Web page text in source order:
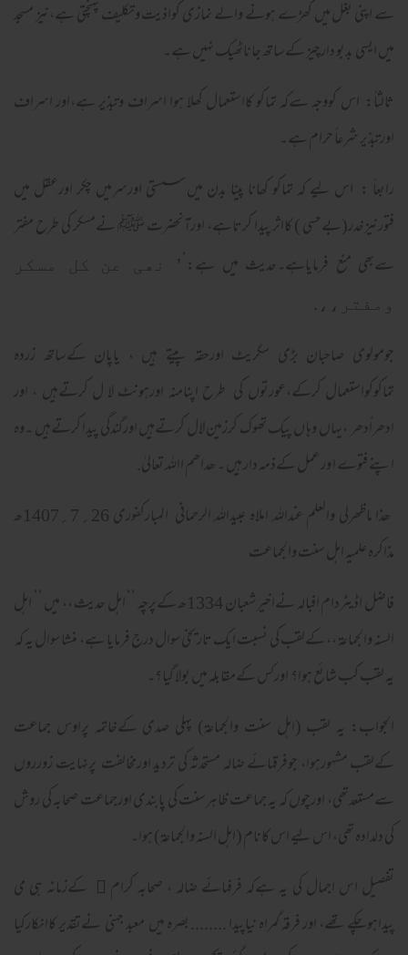
سے اپنی بغل میں کھڑے ہونے والے نمازی کواذیت وتکلیف پہنچتی ہے،نیز مسجد
میں ایسی بدبو دارچیز کےساتھ جاناٹھیک نہیں ہے۔
ثالثاً: اس کووجہ سےکہ تماکو کااستعمال کھلا ہوا اسراف وتبذیر ہے،اور اسراف
اورتبذیر شرعاً حرام ہے۔
رابعاً : اس لیے کہ تماکو کھانا پینا بدن میں سستی اورسرمیں چکر اورعقل میں
فتورنیزخدر(بےحسی ) کااثر پیدا کرتاہے، اورآنحضرت ﷺ نےمسکر کی طرح مفتر
سےبھی منع فرمایاہے۔حدیث میں ہے:’ ’ نھی عن کل مسکر
ومفتر،،.
جومولوی صاحبان بڑی سگریٹ اورحقہ پیتے ہیں ، یاپان کےساتھ زردہ
تماکوکواستعمال کرکے،عورتوں کی طرح اپنامنہ اورہونٹ لا ل کرتےہیں ، اور
ادھراُدھر ،یہاں وہا ں پیک تھوک کرزمین لال کرتےہیں اورگندگی پیدا کرتےہیں ۔وہ
اپنے فتوے ا ورعمل کےذمہ دار ہیں ۔ ھداھم االلہ تعالیٰ.
ھذا ماظھرلی والعلم عنداللہ املاہ عبیداللہ الرحمانی المبارکفوری 26؍ 7؍1407ھ
مذاکرہ علمیہ اہل سنت والجماعت
فاضل اڈیٹردام افبالہ نےاخیر شعبان 1334ھ کےپرچہ ’’ اہل حدیث ،، میں ’’ اہل
السنہ والجماعۃ ،، کےلقب کی نسبت ایک تاریخی سوال درج فرمایا ہے، منشا سوال یہ کہ
یہ لقب کب شائع ہوا؟ اورکس کےمقابلہ میں بولا گیا؟۔
الجواب: یہ لقب (اہل سنت والجماعۃ) پہلی صدی کےخاتمہ پراوس جماعت
کےلقب مشہورہوا، جوفرقہائے ضالہ مستحدثہ کی تردید اورمخالفت پرنہایت زورروں
سےمستعدتھی، اورچوں کہ یہ جماعت ظاہرسنت کی پابندی اورجماعت صحابہ کی روش
کی دلدادہ تھی، اس لیے اس کانام (اہل السنہ والجماعۃ) ہوا۔
تفصیل اس اجمال کی یہ ہےکہ فرفہائے ضالہ ، صحابہ کرام ﷢ کےزمانہ ہی می
پیداہوچکے تھے، اور فرقہ گمراہ نیاپیدا ........ بصرہ میں معبد جہنی نےتقدیر کاانکارکیا